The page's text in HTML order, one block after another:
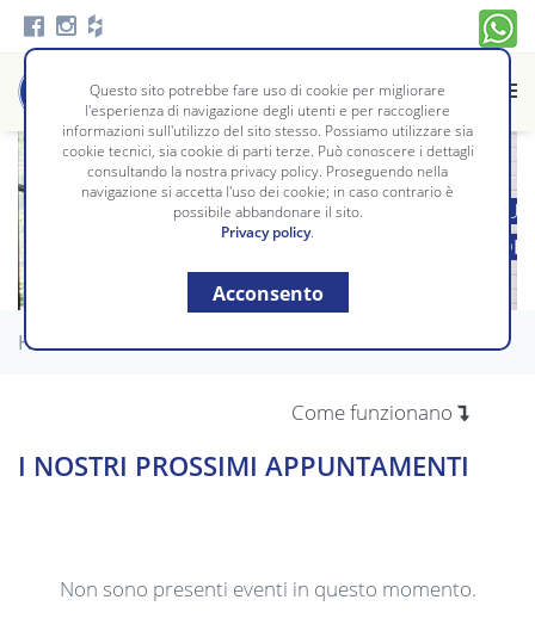
I NOSTRI EVENTI SONO MOMENTANEAMENTE
ISCRIVITI ALLA NEWSLETTER PER RESTARE
Home / Eventi
Come funzionano
I NOSTRI PROSSIMI APPUNTAMENTI
Non sono presenti eventi in questo momento.
Questo sito potrebbe fare uso di cookie per migliorare
l'esperienza di navigazione degli utenti e per raccogliere
informazioni sull'utilizzo del sito stesso. Possiamo utilizzare sia
cookie tecnici, sia cookie di parti terze. Può conoscere i dettagli
consultando la nostra privacy policy. Proseguendo nella
navigazione si accetta l'uso dei cookie; in caso contrario è
possibile abbandonare il sito.
Privacy policy.
Acconsento